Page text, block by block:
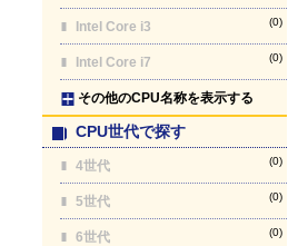
Intel Core i3 (0)
Intel Core i7 (0)
その他のCPU名称を表示する
CPU世代で探す
4世代 (0)
5世代 (0)
6世代 (0)